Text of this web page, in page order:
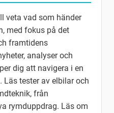
veta vad som händer
med fokus på det
framtidens
analyser och
dig att navigera i en
tester av elbilar och
från
rymduppdrag. Läs om